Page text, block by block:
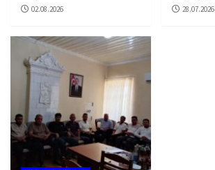
02.08.2026 28.07.2026